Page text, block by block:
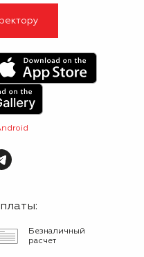
Безналичный
расчет